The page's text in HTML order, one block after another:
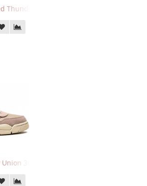
Thunder
30th Anniversary Taupe Haze